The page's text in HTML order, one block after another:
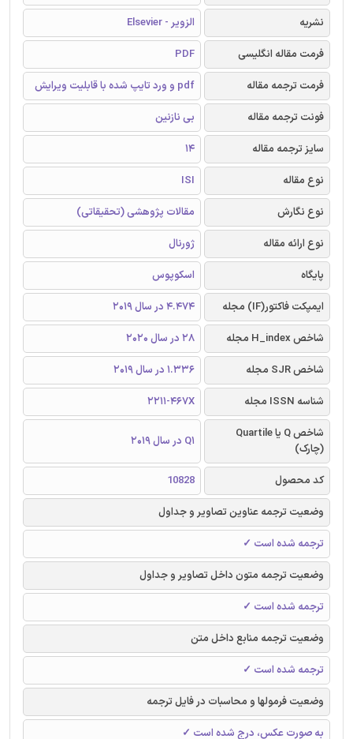
نشریه
الزویر - Elsevier
فرمت مقاله انگلیسی
PDF
فرمت ترجمه مقاله
pdf و ورد تایپ شده با قابلیت ویرایش
فونت ترجمه مقاله
بی نازنین
سایز ترجمه مقاله
14
نوع مقاله
ISI
نوع نگارش
مقالات پژوهشی (تحقیقاتی)
نوع ارائه مقاله
ژورنال
پایگاه
اسکوپوس
ایمپکت فاکتور(IF) مجله
4.474 در سال 2019
شاخص H_index مجله
28 در سال 2020
شاخص SJR مجله
1.336 در سال 2019
شناسه ISSN مجله
2211-467X
شاخص Q یا Quartile
(چارک)
Q1 در سال 2019
کد محصول
10828
وضعیت ترجمه عناوین تصاویر و جداول
ترجمه شده است ✓
وضعیت ترجمه متون داخل تصاویر و جداول
ترجمه شده است ✓
وضعیت ترجمه منابع داخل متن
ترجمه شده است ✓
وضعیت فرمولها و محاسبات در فایل ترجمه
به صورت عکس، درج شده است ✓